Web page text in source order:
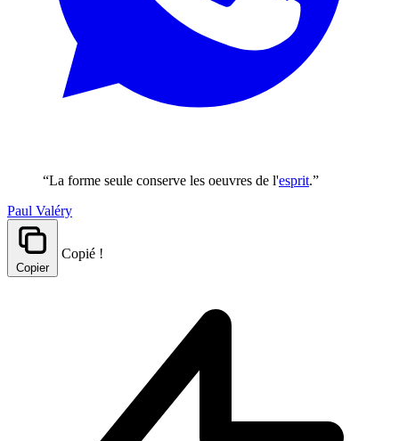
“La forme seule conserve les oeuvres de l'esprit.”
Paul Valéry
Copier
Copié !